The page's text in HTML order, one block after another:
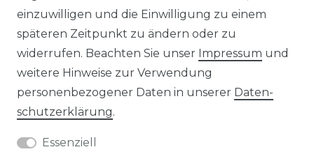
Unsere Zahlungsmöglichkeiten
Wir versenden mit
einzuwilligen und die Einwilligung zu einem
späteren Zeitpunkt zu ändern oder zu
widerrufen. Beachten Sie unser Impressum und
weitere Hinweise zur Verwendung
personenbezogener Daten in unserer Daten­
schutz­erklärung.
Essenziell